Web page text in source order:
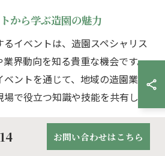
から学ぶ造園の魅力
イベントは、造園スペシャリス
業界動向を知る貴重な機会です。
ントを通じて、地域の造園業者
で役立つ知識や技能を共有して
植木の手入れ、草刈りの実演が行
お問い合わせはこちら